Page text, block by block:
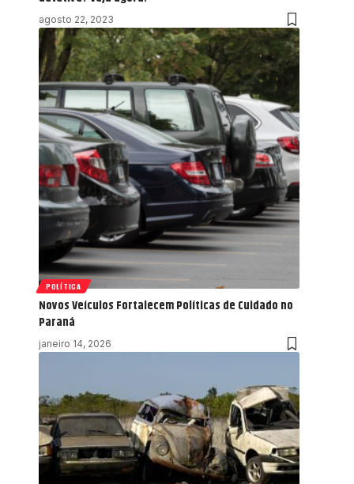
agosto 22, 2023
POLÍTICA
Novos Veículos Fortalecem Políticas de Cuidado no
Paraná
janeiro 14, 2026